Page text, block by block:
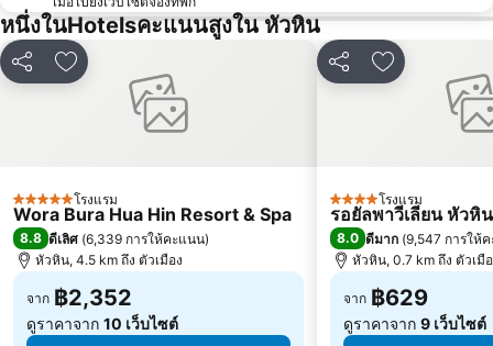
หนึ่งในHotelsคะแนนสูงใน หัวหิน
แชร์ เพิ่มในรายการโปรด
5 ดาว โรงแรม
Wora Bura Hua Hin Resort & Spa
8.8 ดีเลิศ (6,339 การให้คะแนน)
หัวหิน, 4.5 km ถึง ตัวเมือง
จาก ฿2,352
ดูราคาจาก 10 เว็บไซต์
แชร์ เพิ่มในรายกา
4 ดาว โรงแรม
รอยัลพาวีเลียน หัวหิน
8.0 ดีมาก (9,547 การให้
หัวหิน, 0.7 km ถึง ตัวเมื
จาก ฿629
ดูราคาจาก 9 เว็บไซต์